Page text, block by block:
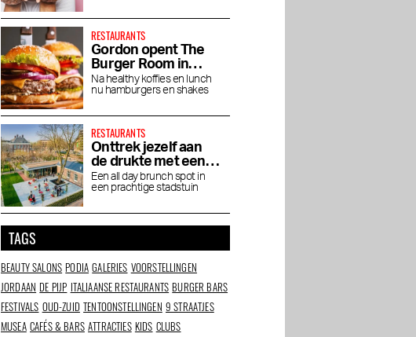
RESTAURANTS
Gordon opent The
Burger Room in
Museumkwartier
Na healthy koffies en lunch
nu hamburgers en shakes
RESTAURANTS
Onttrek jezelf aan
de drukte met een
brunch bij Dignita
Hoftuin
Een all day brunch spot in
een prachtige stadstuin
TAGS
BEAUTY SALONS PODIA GALERIES VOORSTELLINGEN
JORDAAN DE PIJP ITALIAANSE RESTAURANTS BURGER BARS
FESTIVALS OUD-ZUID TENTOONSTELLINGEN 9 STRAATJES
MUSEA CAFÉS & BARS ATTRACTIES KIDS CLUBS